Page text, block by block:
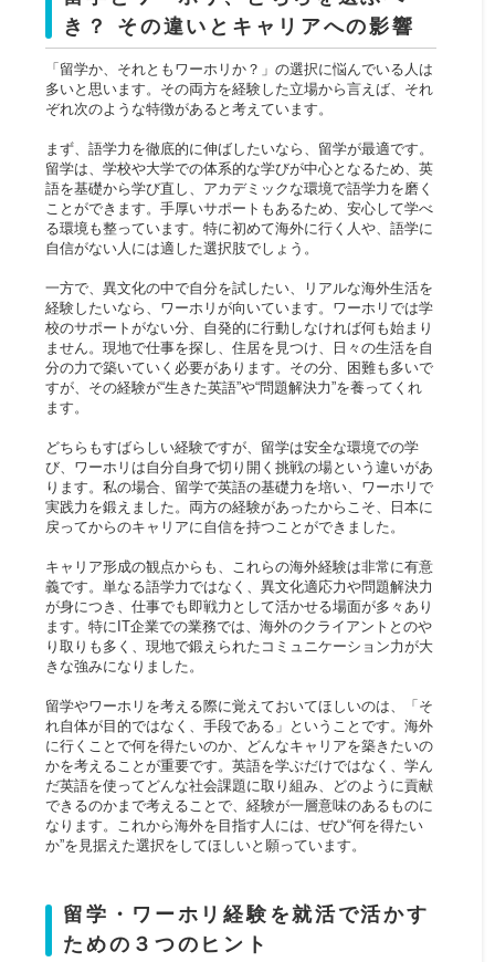
き？ その違いとキャリアへの影響
「留学か、それともワーホリか？」の選択に悩んでいる人は
多いと思います。その両方を経験した立場から言えば、それ
ぞれ次のような特徴があると考えています。
まず、語学力を徹底的に伸ばしたいなら、留学が最適です。
留学は、学校や大学での体系的な学びが中心となるため、英
語を基礎から学び直し、アカデミックな環境で語学力を磨く
ことができます。手厚いサポートもあるため、安心して学べ
る環境も整っています。特に初めて海外に行く人や、語学に
自信がない人には適した選択肢でしょう。
一方で、異文化の中で自分を試したい、リアルな海外生活を
経験したいなら、ワーホリが向いています。ワーホリでは学
校のサポートがない分、自発的に行動しなければ何も始まり
ません。現地で仕事を探し、住居を見つけ、日々の生活を自
分の力で築いていく必要があります。その分、困難も多いで
すが、その経験が“生きた英語”や“問題解決力”を養ってくれ
ます。
どちらもすばらしい経験ですが、留学は安全な環境での学
び、ワーホリは自分自身で切り開く挑戦の場という違いがあ
ります。私の場合、留学で英語の基礎力を培い、ワーホリで
実践力を鍛えました。両方の経験があったからこそ、日本に
戻ってからのキャリアに自信を持つことができました。
キャリア形成の観点からも、これらの海外経験は非常に有意
義です。単なる語学力ではなく、異文化適応力や問題解決力
が身につき、仕事でも即戦力として活かせる場面が多々あり
ます。特にIT企業での業務では、海外のクライアントとのや
り取りも多く、現地で鍛えられたコミュニケーション力が大
きな強みになりました。
留学やワーホリを考える際に覚えておいてほしいのは、「そ
れ自体が目的ではなく、手段である」ということです。海外
に行くことで何を得たいのか、どんなキャリアを築きたいの
かを考えることが重要です。英語を学ぶだけではなく、学ん
だ英語を使ってどんな社会課題に取り組み、どのように貢献
できるのかまで考えることで、経験が一層意味のあるものに
なります。これから海外を目指す人には、ぜひ“何を得たい
か”を見据えた選択をしてほしいと願っています。
留学・ワーホリ経験を就活で活かす
ための３つのヒント